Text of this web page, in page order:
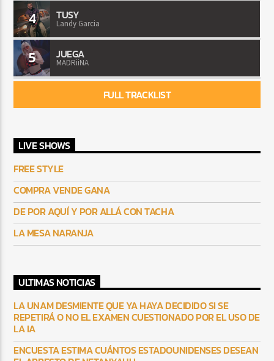
4 TUSY
Landy Garcia
5 JUEGA
MADRiiNA
FULL TRACKLIST
LIVE SHOWS
FREE STYLE
COMPRA VENDE GANA
DE POR AQUÍ Y POR ALLÁ CON TACHA
LA MESA NARANJA
ULTIMAS NOTICIAS
LA UNAM DESMIENTE QUE YA HAYA DECIDIDO SI SE
REPETIRÁ O NO EL EXAMEN CUESTIONADO POR EL USO DE
LA IA
ENCUESTA ESTIMA CUÁNTOS ESTADOUNIDENSES DESEAN